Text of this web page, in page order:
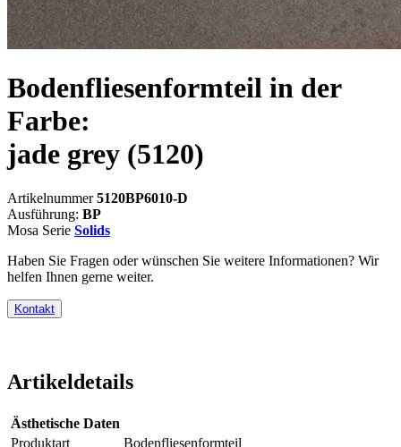
Bodenfliesenformteil in der
Farbe:
jade grey (5120)
Artikelnummer5120BP6010-D
Ausführung: BP
Mosa Serie Solids
Haben Sie Fragen oder wünschen Sie weitere Informationen? Wir
helfen Ihnen gerne weiter.
Kontakt
Artikeldetails
Ästhetische Daten
Produktart
Bodenfliesenformteil